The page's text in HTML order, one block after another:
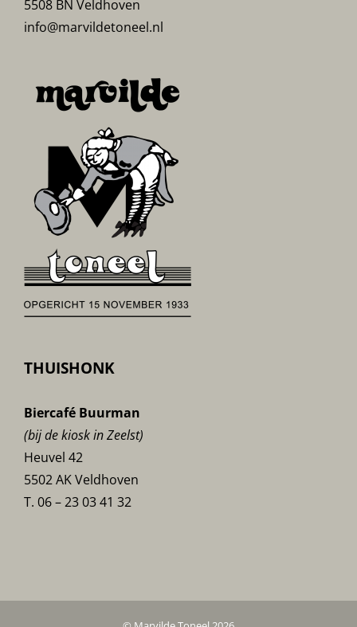
5508 BN Veldhoven
info@marvildetoneel.nl
THUISHONK
Biercafé Buurman
(bij de kiosk in Zeelst)
Heuvel 42
5502 AK Veldhoven
T. 06 – 23 03 41 32